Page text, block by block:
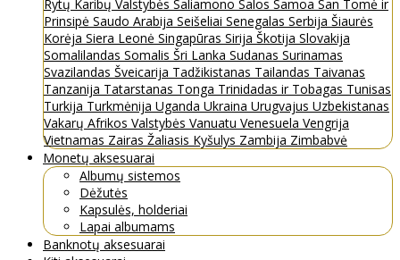
Rytų Karibų Valstybės Saliamono Salos Samoa San Tomė ir
Prinsipė Saudo Arabija Seišeliai Senegalas Serbija Šiaurės
Korėja Siera Leonė Singapūras Sirija Škotija Slovakija
Somalilandas Somalis Šri Lanka Sudanas Surinamas
Svazilandas Šveicarija Tadžikistanas Tailandas Taivanas
Tanzanija Tatarstanas Tonga Trinidadas ir Tobagas Tunisas
Turkija Turkmėnija Uganda Ukraina Urugvajus Uzbekistanas
Vakarų Afrikos Valstybės Vanuatu Venesuela Vengrija
Vietnamas Zairas Žaliasis Kyšulys Zambija Zimbabvė
Monetų aksesuarai
Albumų sistemos
Dėžutės
Kapsulės, holderiai
Lapai albumams
Banknotų aksesuarai